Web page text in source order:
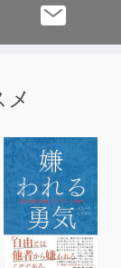
手に、他の日
想定したも
」一冊。
ルールを押さ
て、実践的に
フレーズを耳
英語→日本語」